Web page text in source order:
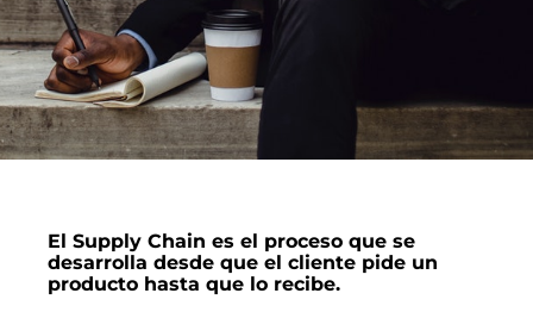
El Supply Chain es el proceso que se
desarrolla desde que el cliente pide un
producto hasta que lo recibe.